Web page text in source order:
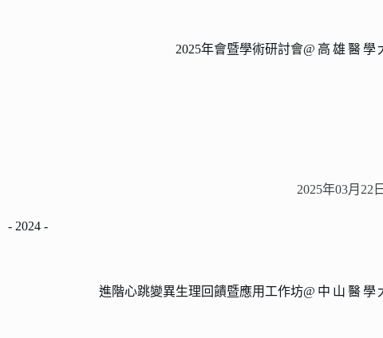
2025年會暨學術研討會@高雄醫學
2025年03月22
- 2024 -
進階心跳變異生理回饋暨應用工作坊@中山醫學